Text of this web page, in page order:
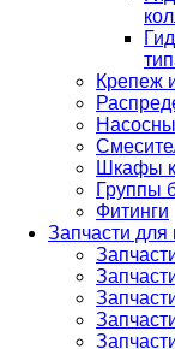
Крепеж
Шкафы
Группы
Фитинги
Запчасти для